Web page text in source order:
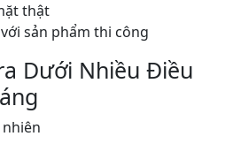
thật
sản phẩm thi công
Dưới Nhiều Điều